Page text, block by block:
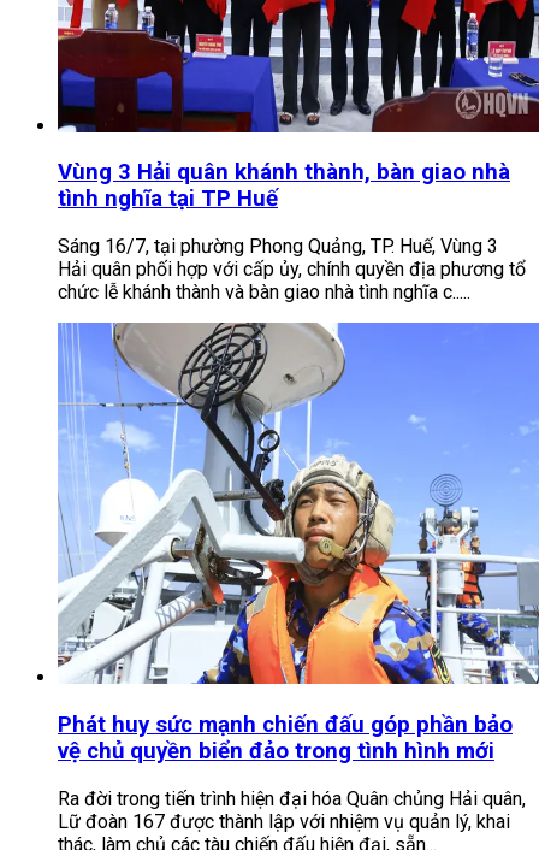
Vùng 3 Hải quân khánh thành, bàn giao nhà
tình nghĩa tại TP Huế
Sáng 16/7, tại phường Phong Quảng, TP. Huế, Vùng 3
Hải quân phối hợp với cấp ủy, chính quyền địa phương tổ
chức lễ khánh thành và bàn giao nhà tình nghĩa c.....
Phát huy sức mạnh chiến đấu góp phần bảo
vệ chủ quyền biển đảo trong tình hình mới
Ra đời trong tiến trình hiện đại hóa Quân chủng Hải quân,
Lữ đoàn 167 được thành lập với nhiệm vụ quản lý, khai
thác, làm chủ các tàu chiến đấu hiện đại, sẵn...